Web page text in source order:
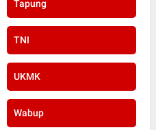
Tapung
TNI
UKMK
Wabup